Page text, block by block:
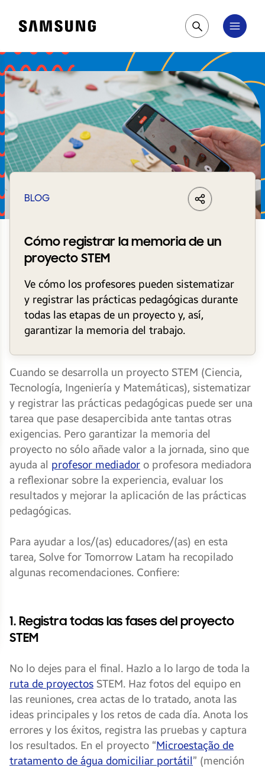
Samsung Pesquisar
BLOG LinkedIn
Share
Cómo registrar la memoria de un
proyecto STEM
Ve cómo los profesores pueden sistematizar
y registrar las prácticas pedagógicas durante
todas las etapas de un proyecto y, así,
garantizar la memoria del trabajo.
Cuando se desarrolla un proyecto STEM (Ciencia,
Tecnología, Ingeniería y Matemáticas), sistematizar
y registrar las prácticas pedagógicas puede ser una
tarea que pase desapercibida ante tantas otras
exigencias. Pero garantizar la memoria del
proyecto no sólo añade valor a la jornada, sino que
ayuda al profesor mediador o profesora mediadora
a reflexionar sobre la experiencia, evaluar los
resultados y mejorar la aplicación de las prácticas
pedagógicas.
Para ayudar a los/(as) educadores/(as) en esta
tarea, Solve for Tomorrow Latam ha recopilado
algunas recomendaciones. Confiere:
1. Registra todas las fases del proyecto
STEM
No lo dejes para el final. Hazlo a lo largo de toda la
ruta de proyectos STEM. Haz fotos del equipo en
las reuniones, crea actas de lo tratado, anota las
ideas principales y los retos de cada día. Anota los
errores y los éxitos, registra las pruebas y captura
los resultados. En el proyecto “Microestação de
tratamento de água domiciliar portátil” (mención